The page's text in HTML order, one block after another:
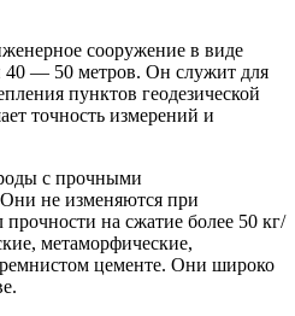
сооружение в виде
— 50 метров. Он служит для
пунктов геодезической
точность измерений и
с прочными
не изменяются при
на сжатие более 50 кг/
метаморфические,
цементе. Они широко